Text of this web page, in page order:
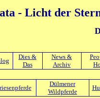
- Licht der
Dies &
Das
News &
Archiv
Dülmener
Wildpferde